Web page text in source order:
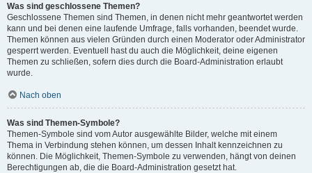
Was sind geschlossene Themen?
Geschlossene Themen sind Themen, in denen nicht mehr geantwortet werden
kann und bei denen eine laufende Umfrage, falls vorhanden, beendet wurde.
Themen können aus vielen Gründen durch einen Moderator oder Administrator
gesperrt werden. Eventuell hast du auch die Möglichkeit, deine eigenen
Themen zu schließen, sofern dies durch die Board-Administration erlaubt
wurde.
Nach oben
Was sind Themen-Symbole?
Themen-Symbole sind vom Autor ausgewählte Bilder, welche mit einem
Thema in Verbindung stehen können, um dessen Inhalt kennzeichnen zu
können. Die Möglichkeit, Themen-Symbole zu verwenden, hängt von deinen
Berechtigungen ab, die die Board-Administration gesetzt hat.